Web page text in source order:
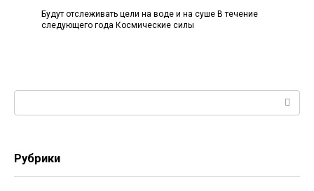
Будут отслеживать цели на воде и на суше В течение
следующего года Космические силы
Рубрики